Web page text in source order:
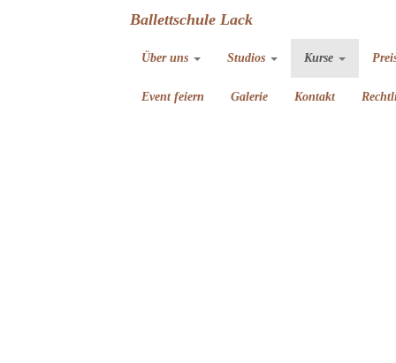
Ballettschule Lack
Über uns Studios Kurse
Event feiern Galerie Kontakt